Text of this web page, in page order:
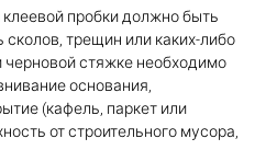
пробки должно быть
трещин или каких-либо
черновой стяжке необходимо
основания,
(кафель, паркет или
от строительного мусора,